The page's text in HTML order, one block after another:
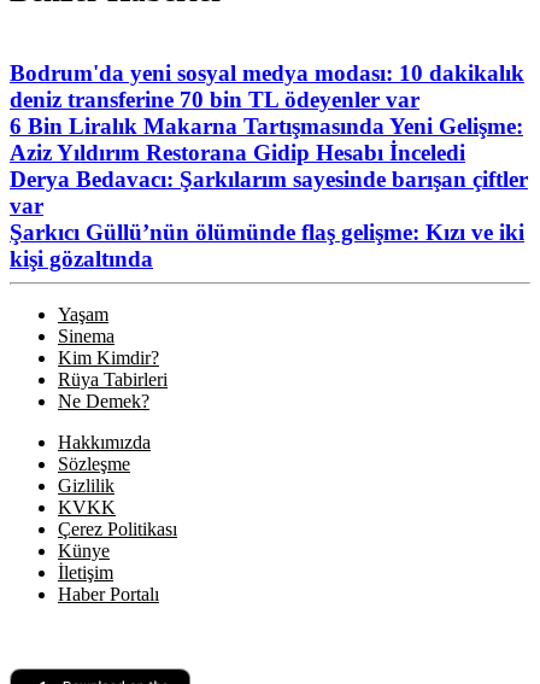
Bodrum'da yeni sosyal medya modası: 10 dakikalık
deniz transferine 70 bin TL ödeyenler var
6 Bin Liralık Makarna Tartışmasında Yeni Gelişme:
Aziz Yıldırım Restorana Gidip Hesabı İnceledi
Derya Bedavacı: Şarkılarım sayesinde barışan çiftler
var
Şarkıcı Güllü’nün ölümünde flaş gelişme: Kızı ve iki
kişi gözaltında
Yaşam
Sinema
Kim Kimdir?
Rüya Tabirleri
Ne Demek?
Hakkımızda
Sözleşme
Gizlilik
KVKK
Çerez Politikası
Künye
İletişim
Haber Portalı